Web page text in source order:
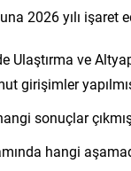
2026 yılı işaret
Ulaştırma ve
girişimler
sonuçlar
hangi